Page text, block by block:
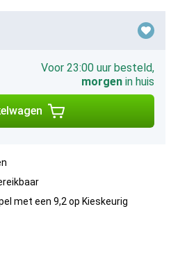
Voor 23:00 uur besteld,
morgen in huis
met een 9,2 op Kieskeurig